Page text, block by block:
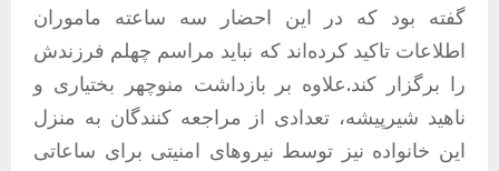
گفته بود که در این احضار سه ساعته ماموران
اطلاعات تاکید کرده‌اند که نباید مراسم چهلم فرزندش
را برگزار کند.علاوه بر بازداشت منوچهر بختیاری و
ناهید شیرپیشه، تعدادی از مراجعه کنندگان به منزل
این خانواده نیز توسط نیروهای امنیتی برای ساعاتی